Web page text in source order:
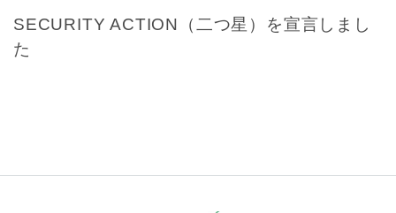
SECURITY ACTION（二つ星）を宣言しまし
た